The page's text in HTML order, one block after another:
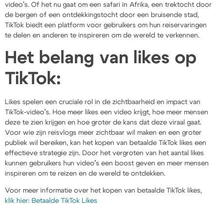
video’s. Of het nu gaat om een ​​safari in Afrika, een trektocht door
de bergen of een ontdekkingstocht door een bruisende stad,
TikTok biedt een platform voor gebruikers om hun reiservaringen
te delen en anderen te inspireren om de wereld te verkennen.
Het belang van likes op
TikTok:
Likes spelen een cruciale rol in de zichtbaarheid en impact van
TikTok-video’s. Hoe meer likes een video krijgt, hoe meer mensen
deze te zien krijgen en hoe groter de kans dat deze viraal gaat.
Voor wie zijn reisvlogs meer zichtbaar wil maken en een groter
publiek wil bereiken, kan het kopen van betaalde TikTok likes een
effectieve strategie zijn. Door het vergroten van het aantal likes
kunnen gebruikers hun video’s een boost geven en meer mensen
inspireren om te reizen en de wereld te ontdekken.
Voor meer informatie over het kopen van betaalde TikTok likes,
klik hier: Betaalde TikTok Likes